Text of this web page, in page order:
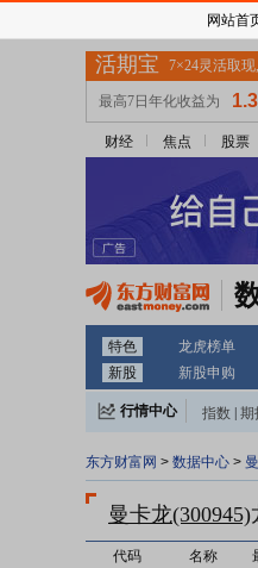
财经 焦点 股票
特色 龙虎榜单
新股
新股申购
行情中心 指数 期
东方财富网 > 数据中心 >
曼卡龙(300945)
代码 名称
网站首